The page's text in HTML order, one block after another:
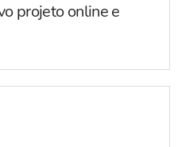
projeto online e